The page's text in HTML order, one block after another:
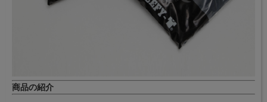
商品の紹介